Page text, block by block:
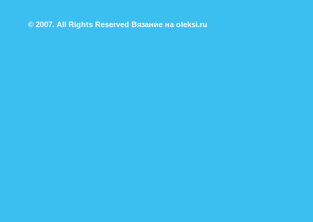
© 2007. All Rights Reserved Вязание на oleksi.ru